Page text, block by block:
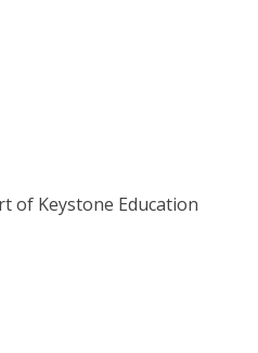
of Keystone Education